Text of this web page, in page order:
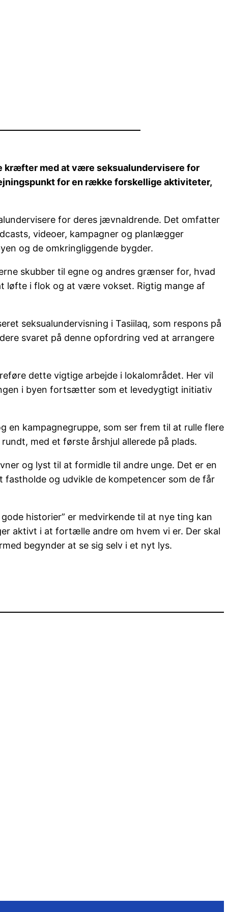
kræfter med at være seksualundervisere for
for en række forskellige aktiviteter,
for deres jævnaldrende. Det omfatter
videoer, kampagner og planlægger
og de omkringliggende bygder.
skubber til egne og andres grænser for, hvad
løfte i flok og at være vokset. Rigtig mange af
seksualundervisning i Tasiilaq, som respons på
svaret på denne opfordring ved at arrangere
dette vigtige arbejde i lokalområdet. Her vil
i byen fortsætter som et levedygtigt initiativ
en kampagnegruppe, som ser frem til at rulle flere
med et første årshjul allerede på plads.
og lyst til at formidle til andre unge. Det er en
og udvikle de kompetencer som de får
historier” er medvirkende til at nye ting kan
aktivt i at fortælle andre om hvem vi er. Der skal
begynder at se sig selv i et nyt lys.